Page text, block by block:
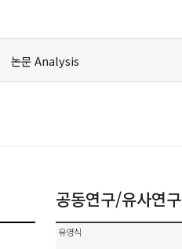
논문 Analysis
공동연구/유사연구
유영식